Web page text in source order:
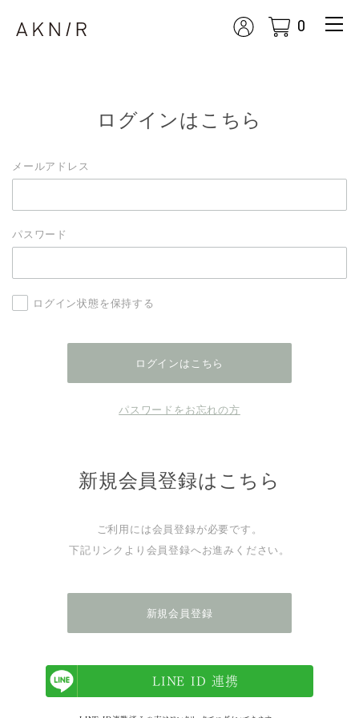
0
ログインはこちら
メールアドレス
パスワード
ログイン状態を保持する
パスワードをお忘れの方
新規会員登録はこちら
ご利用には会員登録が必要です。
下記リンクより会員登録へお進みください。
新規会員登録
LINE ID 連携